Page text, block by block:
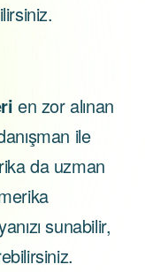
en zor alınan
ile
da uzman
sunabilir,